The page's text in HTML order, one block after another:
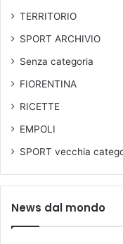
E
T
I
A
L
0
TERRITORIO
SPORT ARCHIVIO
Senza categoria
FIORENTINA
RICETTE
EMPOLI
SPORT vecchia
News dal mondo